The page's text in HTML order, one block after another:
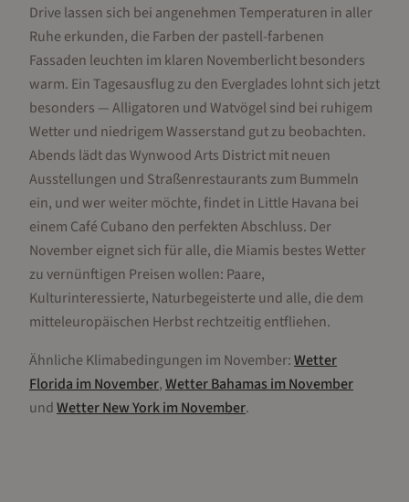
Drive lassen sich bei angenehmen Temperaturen in aller
Ruhe erkunden, die Farben der pastell-farbenen
Fassaden leuchten im klaren Novemberlicht besonders
warm. Ein Tagesausflug zu den Everglades lohnt sich jetzt
besonders — Alligatoren und Watvögel sind bei ruhigem
Wetter und niedrigem Wasserstand gut zu beobachten.
Abends lädt das Wynwood Arts District mit neuen
Ausstellungen und Straßenrestaurants zum Bummeln
ein, und wer weiter möchte, findet in Little Havana bei
einem Café Cubano den perfekten Abschluss. Der
November eignet sich für alle, die Miamis bestes Wetter
zu vernünftigen Preisen wollen: Paare,
Kulturinteressierte, Naturbegeisterte und alle, die dem
mitteleuropäischen Herbst rechtzeitig entfliehen.
Ähnliche Klimabedingungen im November:Wetter
Florida imNovember,WetterBahamasimNovember
undWetterNew YorkimNovember.